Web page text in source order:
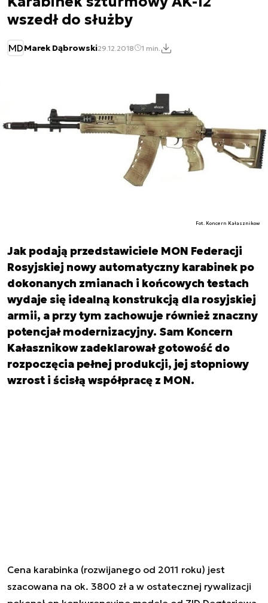
wszedł do służby
MDMarek Dąbrowski29.12.2018 1 min.
Fot. Koncern Kałasznikow
Jak podają przedstawiciele MON Federacji
Rosyjskiej nowy automatyczny karabinek po
dokonanych zmianach i końcowych testach
wydaje się idealną konstrukcją dla rosyjskiej
armii, a przy tym zachowuje również znaczny
potencjał modernizacyjny. Sam Koncern
Kałasznikow zadeklarował gotowość do
rozpoczęcia pełnej produkcji, jej stopniowy
wzrost i ścisłą współpracę z MON.
Cena karabinka (rozwijanego od 2011 roku) jest
szacowana na ok. 3800 zł a w ostatecznej rywalizacji